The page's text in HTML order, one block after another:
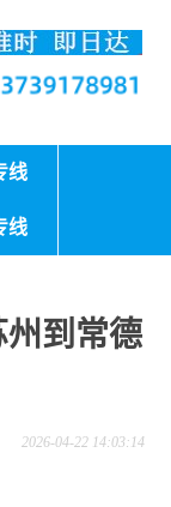
线
线
到常德
2026-04-22 14:03:14